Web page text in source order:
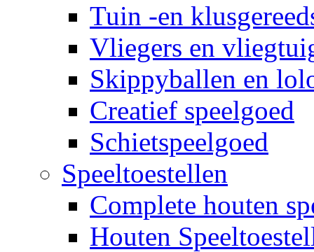
Tuin -en
Vliegers en
Skippyballen en
Creatief speelgoed
Schietspeelgoed
Speeltoestellen
Complete houten
Houten